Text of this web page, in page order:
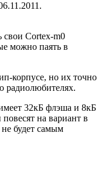
свои Cortex-m0
можно паять в
корпусе, но их точно
радиолюбителях.
32кБ флэша и 8кБ
на вариант в
не будет самым